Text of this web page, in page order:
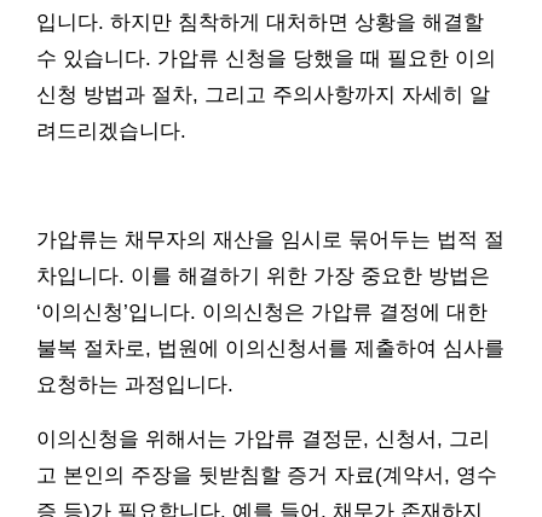
입니다. 하지만 침착하게 대처하면 상황을 해결할
수 있습니다. 가압류 신청을 당했을 때 필요한 이의
신청 방법과 절차, 그리고 주의사항까지 자세히 알
려드리겠습니다.
가압류는 채무자의 재산을 임시로 묶어두는 법적 절
차입니다. 이를 해결하기 위한 가장 중요한 방법은
‘이의신청’입니다. 이의신청은 가압류 결정에 대한
불복 절차로, 법원에 이의신청서를 제출하여 심사를
요청하는 과정입니다.
이의신청을 위해서는 가압류 결정문, 신청서, 그리
고 본인의 주장을 뒷받침할 증거 자료(계약서, 영수
증 등)가 필요합니다. 예를 들어, 채무가 존재하지